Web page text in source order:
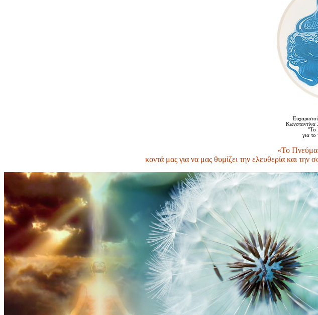
Κωνσταντίνα
"Το
για
«Το Πνεύμα
κοντά μας για να μας θυμίζει την ελευθερία και